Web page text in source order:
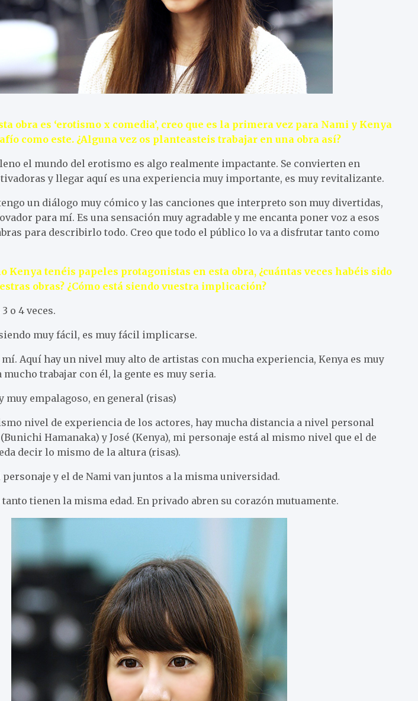
obra es ‘erotismo x comedia’, creo que es la primera vez para Nami y Kenya
como este. ¿Alguna vez os planteasteis trabajar en una obra así?
el mundo del erotismo es algo realmente impactante. Se convierten en
y llegar aquí es una experiencia muy importante, es muy revitalizante.
un diálogo muy cómico y las canciones que interpreto son muy divertidas,
para mí. Es una sensación muy agradable y me encanta poner voz a esos
para describirlo todo. Creo que todo el público lo va a disfrutar tanto como
Kenya tenéis papeles protagonistas en esta obra, ¿cuántas veces habéis sido
obras? ¿Cómo está siendo vuestra implicación?
o 4 veces.
muy fácil, es muy fácil implicarse.
Aquí hay un nivel muy alto de artistas con mucha experiencia, Kenya es muy
mucho trabajar con él, la gente es muy seria.
muy empalagoso, en general (risas)
nivel de experiencia de los actores, hay mucha distancia a nivel personal
Hamanaka) y José (Kenya), mi personaje está al mismo nivel que el de
decir lo mismo de la altura (risas).
y el de Nami van juntos a la misma universidad.
tienen la misma edad. En privado abren su corazón mutuamente.